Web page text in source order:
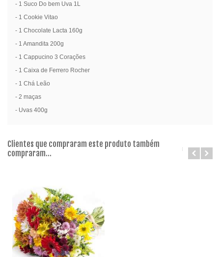
- 1 Suco Do bem Uva 1L
- 1 Cookie Vitao
- 1 Chocolate Lacta 160g
- 1 Amandita 200g
- 1 Cappucino 3 Corações
- 1 Caixa de Ferrero Rocher
- 1 Chá Leão
- 2 maças
- Uvas 400g
Clientes que compraram este produto também
compraram...